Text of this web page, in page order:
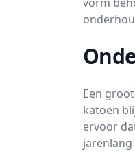
Een
katoen
ervoor